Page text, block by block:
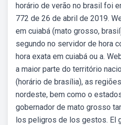
horário de verão no brasil foi
772 de 26 de abril de 2019.
em cuiabá (mato grosso,
segundo no servidor de hora
hora exata em cuiabá ou a.
a maior parte do território
(horário de brasília), as
nordeste, bem como o
gobernador de mato grosso
los peligros de los gestos. El